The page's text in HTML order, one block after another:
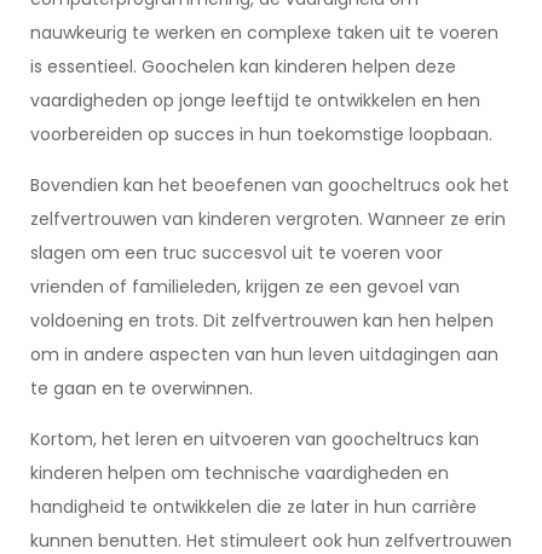
nauwkeurig te werken en complexe taken uit te voeren
is essentieel. Goochelen kan kinderen helpen deze
vaardigheden op jonge leeftijd te ontwikkelen en hen
voorbereiden op succes in hun toekomstige loopbaan.
Bovendien kan het beoefenen van goocheltrucs ook het
zelfvertrouwen van kinderen vergroten. Wanneer ze erin
slagen om een truc succesvol uit te voeren voor
vrienden of familieleden, krijgen ze een gevoel van
voldoening en trots. Dit zelfvertrouwen kan hen helpen
om in andere aspecten van hun leven uitdagingen aan
te gaan en te overwinnen.
Kortom, het leren en uitvoeren van goocheltrucs kan
kinderen helpen om technische vaardigheden en
handigheid te ontwikkelen die ze later in hun carrière
kunnen benutten. Het stimuleert ook hun zelfvertrouwen